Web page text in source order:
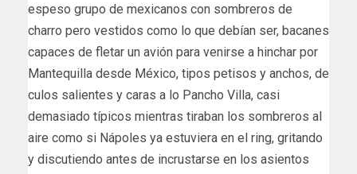
espeso grupo de mexicanos con sombreros de
charro pero vestidos como lo que debían ser, bacanes
capaces de fletar un avión para venirse a hinchar por
Mantequilla desde México, tipos petisos y anchos, de
culos salientes y caras a lo Pancho Villa, casi
demasiado típicos mientras tiraban los sombreros al
aire como si Nápoles ya estuviera en el ring, gritando
y discutiendo antes de incrustarse en los asientos